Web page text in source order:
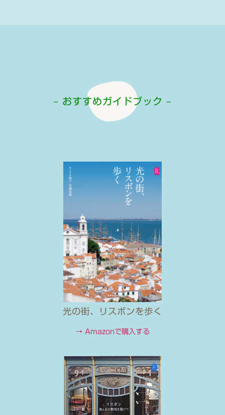
– おすすめガイドブック –
光の街、リスボンを歩く
→ Amazonで購入する